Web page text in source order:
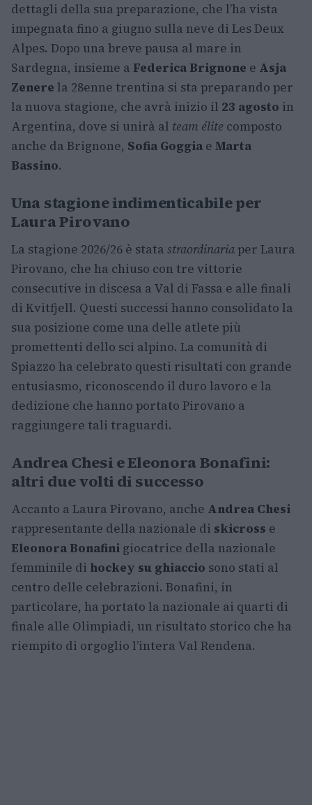
dettagli della sua preparazione, che l’ha vista
impegnata fino a giugno sulla neve di Les Deux
Alpes. Dopo una breve pausa al mare in
Sardegna, insieme a Federica Brignone e Asja
Zenere la 28enne trentina si sta preparando per
la nuova stagione, che avrà inizio il 23 agosto in
Argentina, dove si unirà al team élite composto
anche da Brignone, Sofia Goggia e Marta
Bassino.
Una stagione indimenticabile per
Laura Pirovano
La stagione 2026/26 è stata straordinariaper Laura
Pirovano, che ha chiuso con tre vittorie
consecutive in discesa a Val di Fassa e alle finali
di Kvitfjell. Questi successi hanno consolidato la
sua posizione come una delle atlete più
promettenti dello sci alpino. La comunità di
Spiazzo ha celebrato questi risultati con grande
entusiasmo, riconoscendo il duro lavoro e la
dedizione che hanno portato Pirovano a
raggiungere tali traguardi.
Andrea Chesi e Eleonora Bonafini:
altri due volti di successo
Accanto a Laura Pirovano, anche Andrea Chesi
rappresentante della nazionale di skicross e
Eleonora Bonafini giocatrice della nazionale
femminile di hockey su ghiaccio sono stati al
centro delle celebrazioni. Bonafini, in
particolare, ha portato la nazionale ai quarti di
finale alle Olimpiadi, un risultato storico che ha
riempito di orgoglio l’intera Val Rendena.